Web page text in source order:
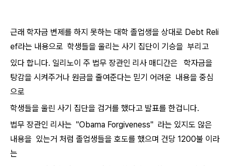
근래 학자금 변제를 하지 못하는 대학 졸업생을 상대로 Debt Reli
ef라는 내용으로 학생들을 울리는 사기 집단이 기승을 부리고
있다 합니다. 일리노이 주 법무 장관인 리사 매디간은 학자금을
탕감을 시켜주거나 원금을 줄여준다는 믿기 어려운 내용을 중심
으로
학생들을 울린 사기 집단을 검거를 했다고 발표를 한겁니다.
법무 장관인 리사는 "Obama Forgiveness" 라는 있지도 않은
내용을 있는거 처럼 졸업생들을 호도를 했으며 건당 1200불 이라
는